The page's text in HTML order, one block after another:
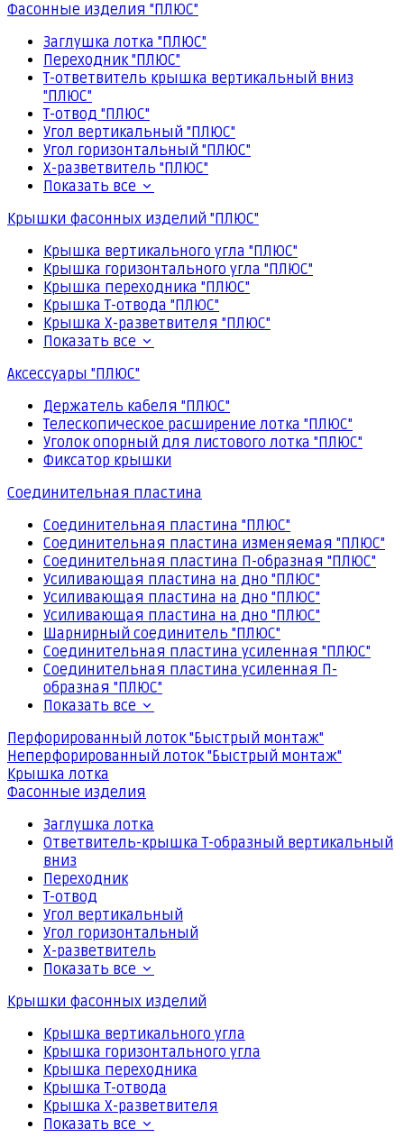
Фасонные изделия "ПЛЮС"
Заглушка лотка "ПЛЮС"
Переходник "ПЛЮС"
Т-ответвитель крышка вертикальный вниз
"ПЛЮС"
Т-отвод "ПЛЮС"
Угол вертикальный "ПЛЮС"
Угол горизонтальный "ПЛЮС"
Х-разветвитель "ПЛЮС"
Показать все
Крышки фасонных изделий "ПЛЮС"
Крышка вертикального угла "ПЛЮС"
Крышка горизонтального угла "ПЛЮС"
Крышка переходника "ПЛЮС"
Крышка Т-отвода "ПЛЮС"
Крышка Х-разветвителя "ПЛЮС"
Показать все
Аксессуары "ПЛЮС"
Держатель кабеля "ПЛЮС"
Телескопическое расширение лотка "ПЛЮС"
Уголок опорный для листового лотка "ПЛЮС"
Фиксатор крышки
Соединительная пластина
Соединительная пластина "ПЛЮС"
Соединительная пластина изменяемая "ПЛЮС"
Соединительная пластина П-образная "ПЛЮС"
Усиливающая пластина на дно "ПЛЮС"
Усиливающая пластина на дно "ПЛЮС"
Усиливающая пластина на дно "ПЛЮС"
Шарнирный соединитель "ПЛЮС"
Соединительная пластина усиленная "ПЛЮС"
Соединительная пластина усиленная П-
образная "ПЛЮС"
Показать все
Перфорированный лоток "Быстрый монтаж"
Неперфорированный лоток "Быстрый монтаж"
Крышка лотка
Фасонные изделия
Заглушка лотка
Ответвитель-крышка Т-образный вертикальный
вниз
Переходник
Т-отвод
Угол вертикальный
Угол горизонтальный
Х-разветвитель
Показать все
Крышки фасонных изделий
Крышка вертикального угла
Крышка горизонтального угла
Крышка переходника
Крышка Т-отвода
Крышка Х-разветвителя
Показать все